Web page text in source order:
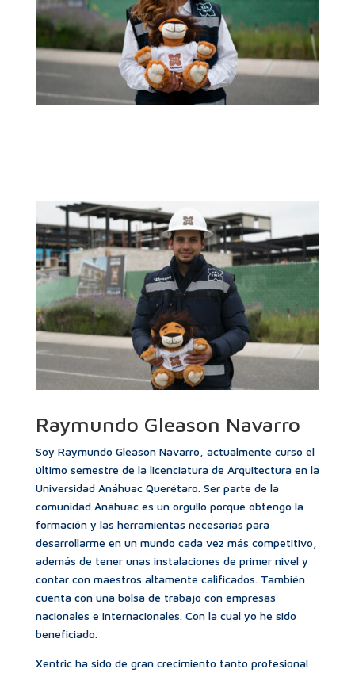
Raymundo Gleason Navarro
Soy Raymundo Gleason Navarro, actualmente curso el
último semestre de la licenciatura de Arquitectura en la
Universidad Anáhuac Querétaro. Ser parte de la
comunidad Anáhuac es un orgullo porque obtengo la
formación y las herramientas necesarias para
desarrollarme en un mundo cada vez más competitivo,
además de tener unas instalaciones de primer nivel y
contar con maestros altamente calificados. También
cuenta con una bolsa de trabajo con empresas
nacionales e internacionales. Con la cual yo he sido
beneficiado.
Xentric ha sido de gran crecimiento tanto profesional